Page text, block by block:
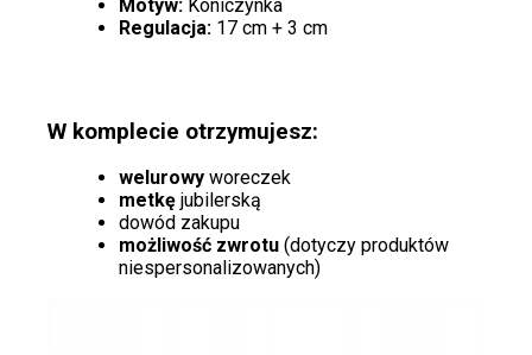
Motyw: Koniczynka
Regulacja: 17 cm + 3 cm
W komplecie otrzymujesz:
welurowy woreczek
metkę jubilerską
dowód zakupu
możliwość zwrotu (dotyczy produktów
niespersonalizowanych)